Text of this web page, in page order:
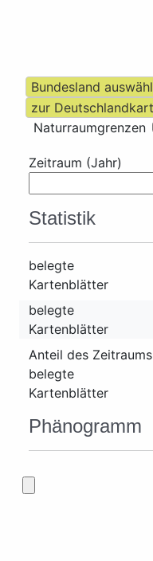
Naturraumgrenzen
Zeitraum (Jahr)
Statistik
belegte
Kartenblätter
belegte
Kartenblätter
Anteil des Zeitraums
belegte
Kartenblätter
Phänogramm